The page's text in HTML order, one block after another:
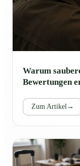
Warum
Bewertungen
Zum Artikel→